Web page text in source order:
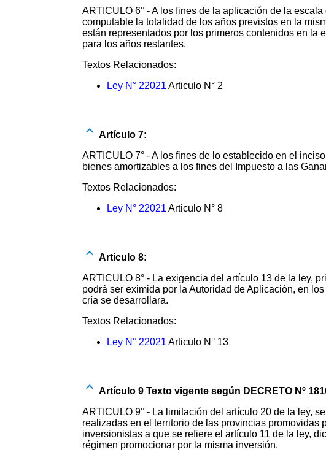
ARTICULO 6° - A los fines de la aplicación de la
computable la totalidad de los años previstos en la
están representados por los primeros contenidos en
para los años restantes.
Textos Relacionados:
Ley N° 22021 Articulo N° 2
Artículo 7:
ARTICULO 7° - A los fines de lo establecido en el
bienes amortizables a los fines del Impuesto a las
Textos Relacionados:
Ley N° 22021 Articulo N° 8
Artículo 8:
ARTICULO 8° - La exigencia del artículo 13 de la ley,
podrá ser eximida por la Autoridad de Aplicación, en
cría se desarrollara.
Textos Relacionados:
Ley N° 22021 Articulo N° 13
Artículo 9 Texto vigente según DECRETO Nº
ARTICULO 9° - La limitación del artículo 20 de la ley,
realizadas en el territorio de las provincias
inversionistas a que se refiere el artículo 11 de la ley,
régimen promocionar por la misma inversión.